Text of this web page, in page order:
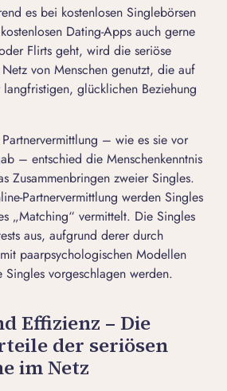
es bei kostenlosen Singlebörsen
Dating-Apps auch gerne
Flirts geht, wird die seriöse
von Menschen genutzt, die auf
glücklichen Beziehung
– wie es sie vor
– entschied die Menschenkenntnis
Zusammenbringen zweier Singles.
Partnervermittlung werden Singles
„Matching“ vermittelt. Die Singles
aus, aufgrund derer durch
paarpsychologischen Modellen
Singles vorgeschlagen werden.
Effizienz – Die
der seriösen
im Netz